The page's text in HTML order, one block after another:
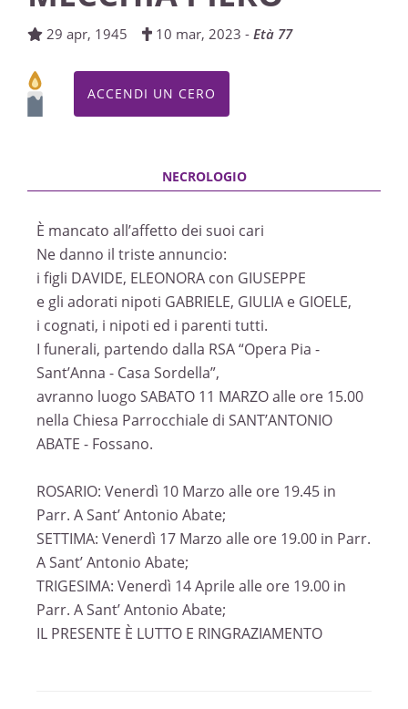
29 apr, 1945 10 mar, 2023 -Età 77
ACCENDI UN CERO
È mancato all’affetto dei suoi cari
Ne danno il triste annuncio:
i figli DAVIDE, ELEONORA con GIUSEPPE
e gli adorati nipoti GABRIELE, GIULIA e GIOELE,
i cognati, i nipoti ed i parenti tutti.
I funerali, partendo dalla RSA “Opera Pia -
Sant’Anna - Casa Sordella”,
avranno luogo SABATO 11 MARZO alle ore 15.00
nella Chiesa Parrocchiale di SANT’ANTONIO
ABATE - Fossano.
ROSARIO: Venerdì 10 Marzo alle ore 19.45 in
Parr. A Sant’ Antonio Abate;
SETTIMA: Venerdì 17 Marzo alle ore 19.00 in Parr.
A Sant’ Antonio Abate;
TRIGESIMA: Venerdì 14 Aprile alle ore 19.00 in
Parr. A Sant’ Antonio Abate;
IL PRESENTE È LUTTO E RINGRAZIAMENTO
Fossano, Parrocchia di Sant'Antonio Abate
10/03/2023 19:30